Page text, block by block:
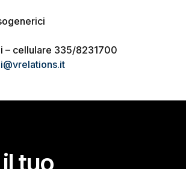
– cellulare 335/8231700
tuo